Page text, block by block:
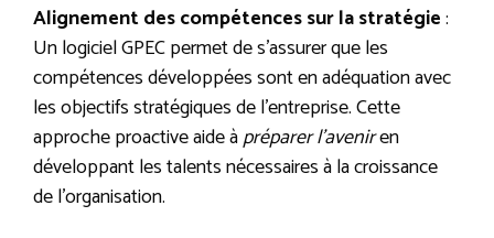
Alignement des compétences sur la stratégie:
Un logiciel GPEC permet de s’assurer que les
compétences développées sont en adéquation avec
les objectifs stratégiques de l’entreprise. Cette
approche proactive aide àpréparer l’aveniren
développant les talents nécessaires à la croissance
de l’organisation.